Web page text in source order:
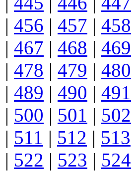
| 456 | 457 | 458
| 467 | 468 | 469
| 478 | 479 | 480
| 489 | 490 | 491
| 500 | 501 | 502
| 511 | 512 | 513
| 522 | 523 | 524